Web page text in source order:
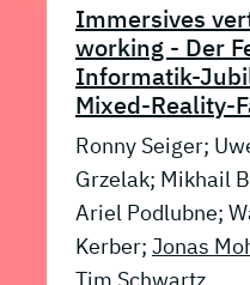
Immersives
working - Der
Informatik-
Mixed-Reality-
Ronny Seiger;
Grzelak; Mikhail
Ariel Podlubne;
Kerber; Jonas
Tim Schwartz